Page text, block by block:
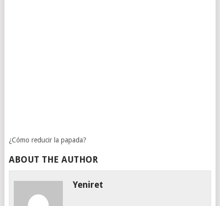
¿Cómo reducir la papada?
ABOUT THE AUTHOR
Yeniret